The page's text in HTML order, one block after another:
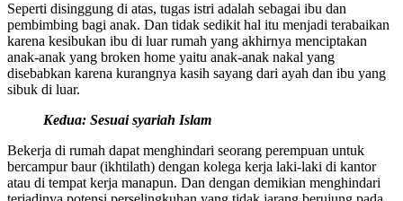
Seperti disinggung di atas, tugas istri adalah sebagai ibu dan
pembimbing bagi anak. Dan tidak sedikit hal itu menjadi terabaikan
karena kesibukan ibu di luar rumah yang akhirnya menciptakan
anak-anak yang broken home yaitu anak-anak nakal yang
disebabkan karena kurangnya kasih sayang dari ayah dan ibu yang
sibuk di luar.
Kedua: Sesuai syariah Islam
Bekerja di rumah dapat menghindari seorang perempuan untuk
bercampur baur (ikhtilath) dengan kolega kerja laki-laki di kantor
atau di tempat kerja manapun. Dan dengan demikian menghindari